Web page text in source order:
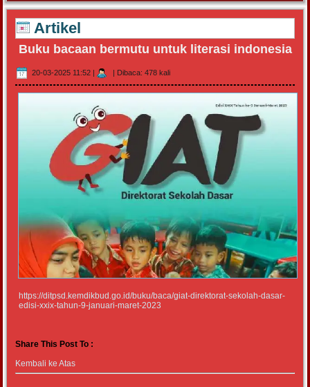
Artikel
Buku bacaan bermutu untuk literasi indonesia
20-03-2025 11:52 | | Dibaca: 478 kali
https://ditpsd.kemdikbud.go.id/buku/baca/giat-direktorat-sekolah-dasar-
edisi-xxix-tahun-9-januari-maret-2023
Share This Post To :
Kembali ke Atas